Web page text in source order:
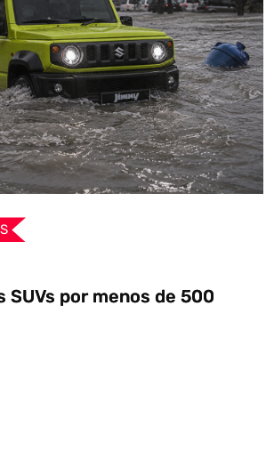
AUTOS
2026
Lucca: un tributo a la